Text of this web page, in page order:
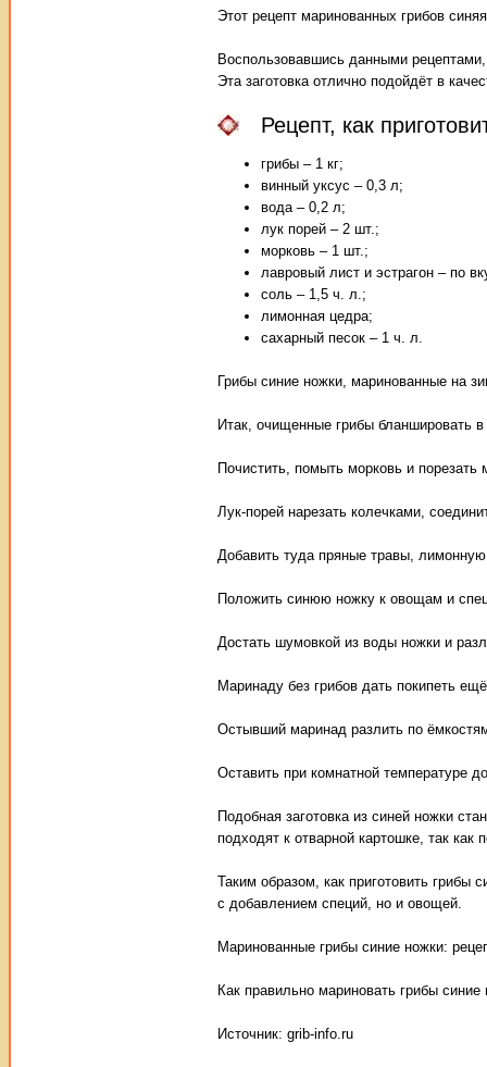
Этот рецепт маринованных грибов
Воспользовавшись данными
Эта заготовка отлично подойдёт в
Рецепт, как
грибы – 1 кг;
винный уксус – 0,3 л;
вода – 0,2 л;
лук порей – 2 шт.;
морковь – 1 шт.;
лавровый лист и эстрагон – по
соль – 1,5 ч. л.;
лимонная цедра;
сахарный песок – 1 ч. л.
Грибы синие ножки, маринованные на
Итак, очищенные грибы бланшировать
Почистить, помыть морковь и порезать
Лук-порей нарезать колечками,
Добавить туда пряные травы,
Положить синюю ножку к овощам и
Достать шумовкой из воды ножки и
Маринаду без грибов дать покипеть
Остывший маринад разлить по
Оставить при комнатной температуре
Подобная заготовка из синей ножки
подходят к отварной картошке, так
Таким образом, как приготовить грибы
с добавлением специй, но и овощей.
Маринованные грибы синие ножки:
Как правильно мариновать грибы
Источник: grib-info.ru